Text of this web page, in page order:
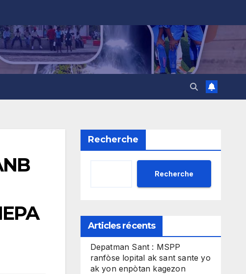
Recherche
Recherche
Articles récents
Depatman Sant : MSPP
ranfòse lopital ak sant sante yo
ak yon enpòtan kagezon